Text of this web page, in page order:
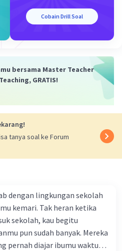
Cobain Drill Soal
bersama Master Teacher
GRATIS!
tanya soal ke Forum
dengan lingkungan sekolah
kemari. Tak heran ketika
sekolah, kau begitu
pun sudah banyak. Mereka
pernah diajar ibumu waktu